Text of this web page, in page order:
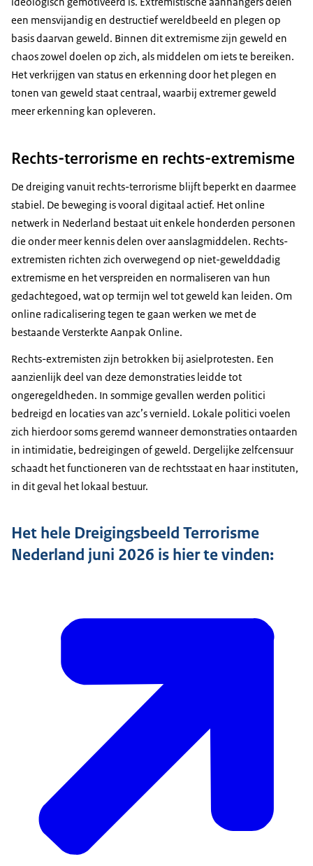
een mensvijandig en destructief wereldbeeld en plegen op
basis daarvan geweld. Binnen dit extremisme zijn geweld en
chaos zowel doelen op zich, als middelen om iets te bereiken.
Het verkrijgen van status en erkenning door het plegen en
tonen van geweld staat centraal, waarbij extremer geweld
meer erkenning kan opleveren.
Rechts-terrorisme en rechts-extremisme
De dreiging vanuit rechts-terrorisme blijft beperkt en daarmee
stabiel. De beweging is vooral digitaal actief. Het online
netwerk in Nederland bestaat uit enkele honderden personen
die onder meer kennis delen over aanslagmiddelen. Rechts­-
extremisten richten zich overwegend op niet-gewelddadig
extremisme en het verspreiden en normaliseren van hun
gedachtegoed, wat op termijn wel tot geweld kan leiden. Om
online radicalisering tegen te gaan werken we met de
bestaande Versterkte Aanpak Online.
Rechts-extremisten zijn betrokken bij asielprotesten. Een
aanzienlijk deel van deze demonstraties leidde tot
ongeregeldheden. In sommige gevallen werden politici
bedreigd en locaties van azc’s vernield. Lokale politici voelen
zich hierdoor soms geremd wanneer demonstraties ontaarden
in intimidatie, bedreigingen of geweld. Dergelijke zelfcensuur
schaadt het functioneren van de rechtsstaat en haar instituten,
in dit geval het lokaal bestuur.
Het hele Dreigingsbeeld Terrorisme
Nederland juni 2026 is hier te vinden: